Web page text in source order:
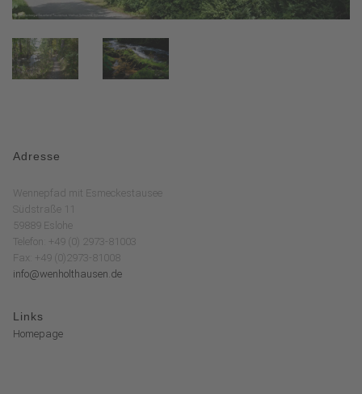
Adresse
Wennepfad mit Esmeckestausee
Südstraße 11
59889 Eslohe
Telefon: +49 (0) 2973-81003
Fax: +49 (0)2973-81008
info@wenholthausen.de
Links
Homepage